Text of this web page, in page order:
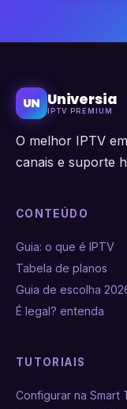
UN Universia
IPTV PREMIUM
O melhor IPTV
canais e suporte
CONTEÚDO
Guia: o que é IPTV
Tabela de planos
Guia de escolha
É legal? entenda
TUTORIAIS
Configurar na Smart